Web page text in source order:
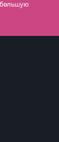
ольшую